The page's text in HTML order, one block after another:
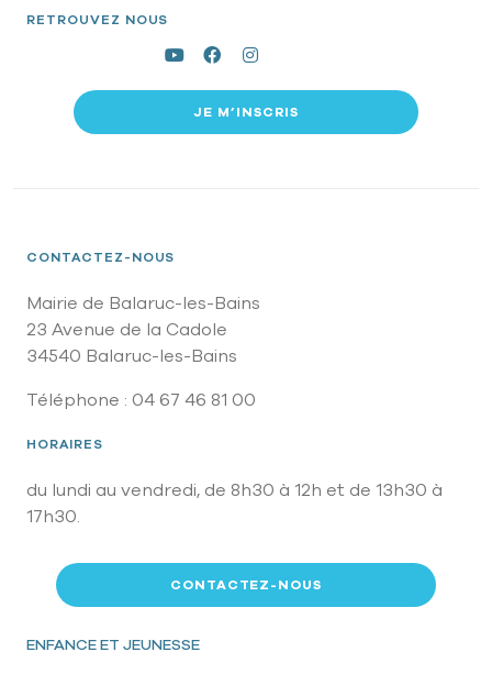
JE M’INSCRIS
RETROUVEZ NOUS
CONTACTEZ-NOUS
Mairie de Balaruc-les-Bains
23 Avenue de la Cadole
34540 Balaruc-les-Bains
Téléphone : 04 67 46 81 00
HORAIRES
du lundi au vendredi, de 8h30 à 12h et de 13h30 à
17h30.
CONTACTEZ-NOUS
Pied de page
ENFANCE ET JEUNESSE